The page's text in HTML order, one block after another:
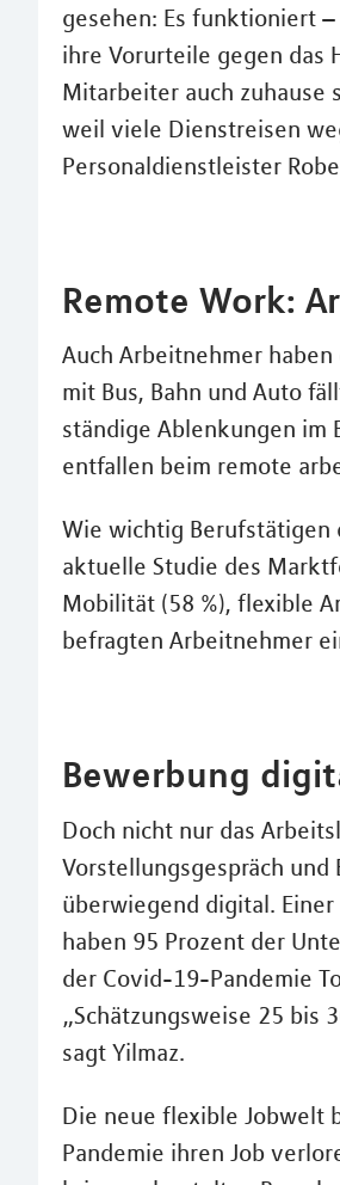
gesehen: Es funktioniert
ihre Vorurteile gegen das
Mitarbeiter auch zuhause
weil viele Dienstreisen
Personaldienstleister
Remote Work:
Auch Arbeitnehmer
mit Bus, Bahn und Auto
ständige Ablenkungen im
entfallen beim remote
Wie wichtig Berufstätigen
aktuelle Studie des
Mobilität (58 %), flexible
befragten Arbeitnehmer
Bewerbung
Doch nicht nur das
Vorstellungsgespräch
überwiegend digital.
haben 95 Prozent der
der Covid-19-Pandemie
„Schätzungsweise 25 bis
sagt Yilmaz.
Die neue flexible Jobwelt
Pandemie ihren Job